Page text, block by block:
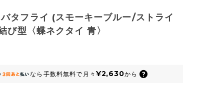
タフライ (スモーキーブルー/ストライ
び型〈蝶ネクタイ 青〉
なら 手数料無料で 月々 ¥2,630から